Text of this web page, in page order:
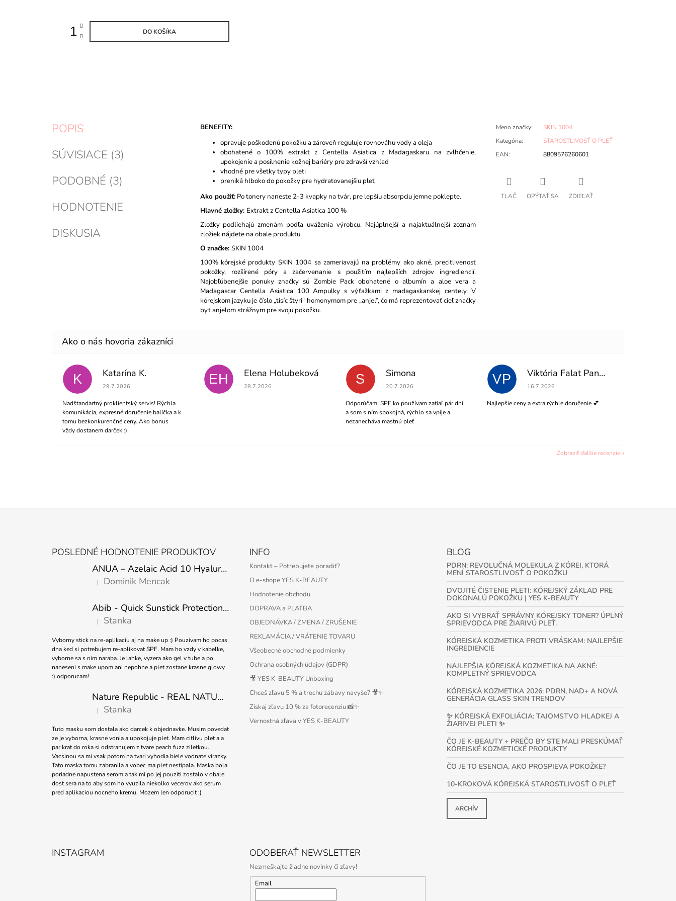
DO KOŠÍKA
POPIS
SÚVISIACE (3)
PODOBNÉ (3)
HODNOTENIE
DISKUSIA
BENEFITY:
opravuje poškodenú pokožku a zároveň reguluje rovnováhu vody a oleja
obohatené o 100% extrakt z Centella Asiatica z Madagaskaru na zvlhčenie,
upokojenie a posilnenie kožnej bariéry pre zdravší vzhľad
vhodné pre všetky typy pleti
preniká hlboko do pokožky pre hydratovanejšiu pleť
Ako použiť: Po tonery naneste 2-3 kvapky na tvár, pre lepšiu absorpciu jemne poklepte.
Hlavné zložky: Extrakt z Centella Asiatica 100 %
Zložky podliehajú zmenám podľa uváženia výrobcu. Najúplnejší a najaktuálnejší zoznam
zložiek nájdete na obale produktu.
O značke: SKIN 1004
100% kórejské produkty SKIN 1004 sa zameriavajú na problémy ako akné, precitlivenosť
pokožky, rozšírené póry a začervenanie s použitím najlepších zdrojov ingrediencií.
Najobľúbenejšie ponuky značky sú Zombie Pack obohatené o albumín a aloe vera a
Madagascar Centella Asiatica 100 Ampulky s výťažkami z madagaskarskej centely. V
kórejskom jazyku je číslo „tisíc štyri“ homonymom pre „anjel“, čo má reprezentovať cieľ značky
byť anjelom strážnym pre svoju pokožku.
Meno značky:
SKIN 1004
Kategória:
STAROSTLIVOSŤ O PLEŤ
EAN: 8809576260601
TLAČ OPÝTAŤ SA ZDIEĽAŤ
K Katarína K.
Hodnotenie obchodu je 5 z 5 hviezdičiek.
29.7.2026
Nadštandartný proklientský servis! Rýchla
komunikácia, expresné doručenie balíčka a k
tomu bezkonkurenčné ceny. Ako bonus
vždy dostanem darček :)
EH Elena Holubeková
Hodnotenie obchodu je 5 z 5 hviezdičiek.
28.7.2026 S Simona
Hodnotenie obchodu je 5 z 5 hviezdičiek.
20.7.2026
Odporúčam, SPF ko používam zatiaľ pár dní
a som s ním spokojná, rýchlo sa vpije a
nezanecháva mastnú pleť
VP Viktória Falat Panisová
Hodnotenie obchodu je 5 z 5 hviezdičiek.
16.7.2026
Najlepšie ceny a extra rýchle doručenie 💕
Zobraziť ďalšie recenzie
POSLEDNÉ HODNOTENIE PRODUKTOV
ANUA – Azelaic Acid 10 Hyaluron Soothing Serum – 30 ml
Hodnotenie produktu je 5 z 5 hviezdičiek.
| Dominik Mencak
Abib - Quick Sunstick Protection Bar SPF50+ PA++++ 22g
Hodnotenie produktu je 5 z 5 hviezdičiek.
| Stanka
Vyborny stick na re-aplikaciu aj na make up :) Pouzivam ho pocas
dna ked si potrebujem re-aplikovat SPF. Mam ho vzdy v kabelke,
vyborne sa s nim naraba. Je lahke, vyzera ako gel v tube a po
naneseni s make upom ani nepohne a plet zostane krasne glowy
:) odporucam!
Nature Republic - REAL NATURE SHEET MASK TEA TREE 23ml
Hodnotenie produktu je 5 z 5 hviezdičiek.
| Stanka
Tuto masku som dostala ako darcek k objednavke. Musim povedat
ze je vyborna, krasne vonia a upokojuje plet. Mam citlivu plet a a
par krat do roka si odstranujem z tvare peach fuzz ziletkou.
Vacsinou sa mi vsak potom na tvari vyhodia biele vodnate virazky.
Tato maska tomu zabranila a vobec ma plet nestipala. Maska bola
poriadne napustena serom a tak mi po jej pouziti zostalo v obale
dost sera na to aby som ho vyuzila niekolko vecerov ako serum
pred aplikaciou nocneho kremu. Mozem len odporucit :)
INFO
Kontakt – Potrebujete poradiť?
O e-shope YES K-BEAUTY
Hodnotenie obchodu
DOPRAVA a PLATBA
OBJEDNÁVKA / ZMENA / ZRUŠENIE
REKLAMÁCIA / VRÁTENIE TOVARU
Všeobecné obchodné podmienky
Ochrana osobných údajov (GDPR)
🎥 YES K-BEAUTY Unboxing
Chceš zľavu 5 % a trochu zábavy navyše? 🎥✨
Získaj zľavu 10 % za fotorecenziu 📸✨
Vernostná zľava v YES K-BEAUTY
BLOG
PDRN: REVOLUČNÁ MOLEKULA Z KÓREI, KTORÁ
MENÍ STAROSTLIVOSŤ O POKOŽKU
DVOJITÉ ČISTENIE PLETI: KÓREJSKÝ ZÁKLAD PRE
DOKONALÚ POKOŽKU | YES K-BEAUTY
AKO SI VYBRAŤ SPRÁVNY KÓREJSKY TONER? ÚPLNÝ
SPRIEVODCA PRE ŽIARIVÚ PLEŤ.
KÓREJSKÁ KOZMETIKA PROTI VRÁSKAM: NAJLEPŠIE
INGREDIENCIE
NAJLEPŠIA KÓREJSKÁ KOZMETIKA NA AKNÉ:
KOMPLETNÝ SPRIEVODCA
KÓREJSKÁ KOZMETIKA 2026: PDRN, NAD+ A NOVÁ
GENERÁCIA GLASS SKIN TRENDOV
✨ KÓREJSKÁ EXFOLIÁCIA: TAJOMSTVO HLADKEJ A
ŽIARIVEJ PLETI ✨
ČO JE K-BEAUTY + PREČO BY STE MALI PRESKÚMAŤ
KÓREJSKÉ KOZMETICKÉ PRODUKTY
ČO JE TO ESENCIA, AKO PROSPIEVA POKOŽKE?
10-KROKOVÁ KÓREJSKÁ STAROSTLIVOSŤ O PLEŤ
ARCHÍV
INSTAGRAM ODOBERAŤ NEWSLETTER
Nezmeškajte žiadne novinky či zľavy!
Email